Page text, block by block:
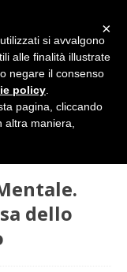
Salute Mentale.
dello
×
si avvalgono
alle finalità illustrate
negare il consenso
policy
pagina, cliccando
maniera,